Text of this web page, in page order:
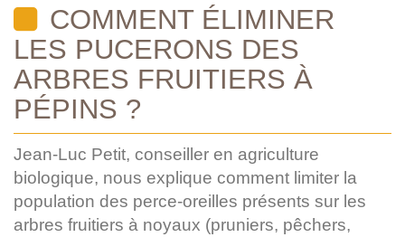
COMMENT ÉLIMINER
LES PUCERONS DES
ARBRES FRUITIERS À
PÉPINS ?
Jean-Luc Petit, conseiller en agriculture
biologique, nous explique comment limiter la
population des perce-oreilles présents sur les
arbres fruitiers à noyaux (pruniers, pêchers,